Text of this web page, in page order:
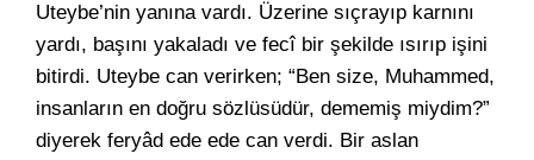
Uteybe’nin yanına vardı. Üzerine sıçrayıp karnını
yardı, başını yakaladı ve fecî bir şekilde ısırıp işini
bitirdi. Uteybe can verirken; “Ben size, Muhammed,
insanların en doğru sözlüsüdür, dememiş miydim?”
diyerek feryâd ede ede can verdi. Bir aslan